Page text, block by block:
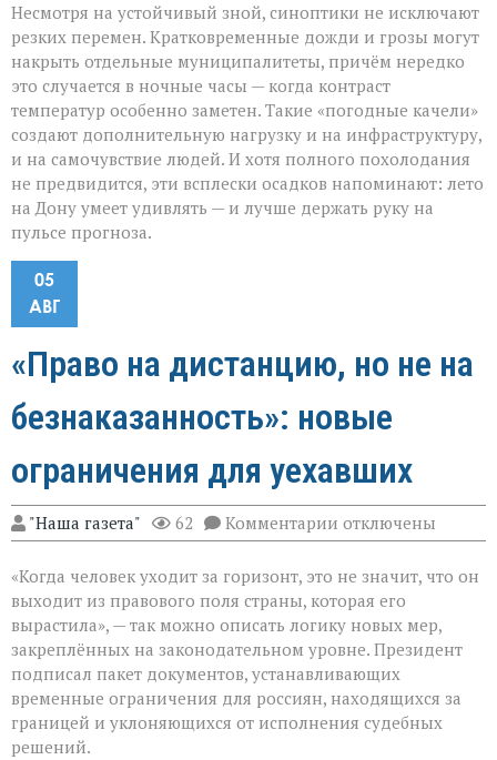
Несмотря на устойчивый зной, синоптики не исключают
резких перемен. Кратковременные дожди и грозы могут
накрыть отдельные муниципалитеты, причём нередко
это случается в ночные часы — когда контраст
температур особенно заметен. Такие «погодные качели»
создают дополнительную нагрузку и на инфраструктуру,
и на самочувствие людей. И хотя полного похолодания
не предвидится, эти всплески осадков напоминают: лето
на Дону умеет удивлять — и лучше держать руку на
пульсе прогноза.
05
АВГ
«Право на дистанцию, но не на
безнаказанность»: новые
ограничения для уехавших
"Наша газета" 62 Комментарии к
записи
на
дистанцию,
но
не
на
безнаказанность»:
новые
ограничения
для
отключены
«Когда человек уходит за горизонт, это не значит, что он
выходит из правового поля страны, которая его
вырастила», — так можно описать логику новых мер,
закреплённых на законодательном уровне. Президент
подписал пакет документов, устанавливающих
временные ограничения для россиян, находящихся за
границей и уклоняющихся от исполнения судебных
решений.